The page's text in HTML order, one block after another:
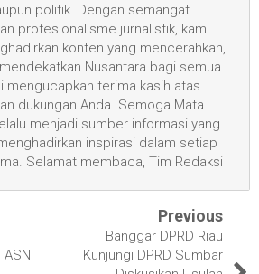
politik. Dengan semangat
profesionalisme jurnalistik, kami
konten yang mencerahkan,
Nusantara bagi semua
mengucapkan terima kasih atas
dukungan Anda. Semoga Mata
menjadi sumber informasi yang
inspirasi dalam setiap
Selamat membaca, Tim Redaksi
ASN
Previous
Banggar DPRD Riau
Kunjungi DPRD Sumbar